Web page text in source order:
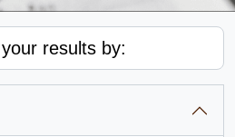
results by: